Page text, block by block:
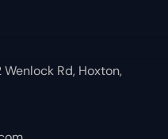
Rd, Hoxton,